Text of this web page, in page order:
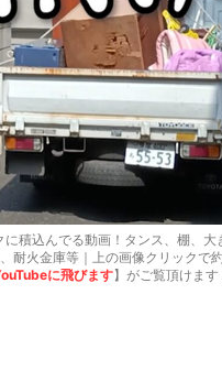
に積込んでる動画！タンス、棚、大
耐火金庫等｜上の画像クリックで
に飛びます】がご覧頂けます